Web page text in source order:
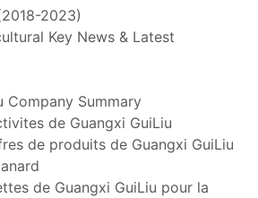
2023)
Key News & Latest
Company Summary
de Guangxi GuiLiu
de produits de Guangxi GuiLiu
de Guangxi GuiLiu pour la